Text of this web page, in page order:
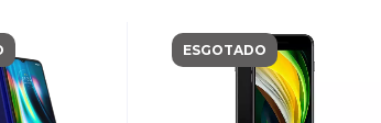
ESGOTADO